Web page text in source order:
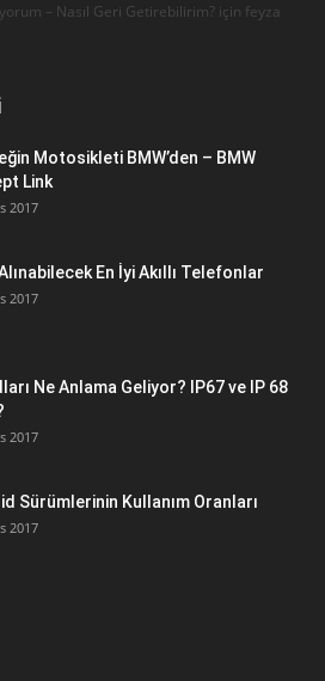
– Nasıl Geri Getirebilirim? için feyza
Motosikleti BMW’den – BMW
Link
2017
En İyi Akıllı Telefonlar
2017
Ne Anlama Geliyor? IP67 ve IP 68
2017
Sürümlerinin Kullanım Oranları
2017